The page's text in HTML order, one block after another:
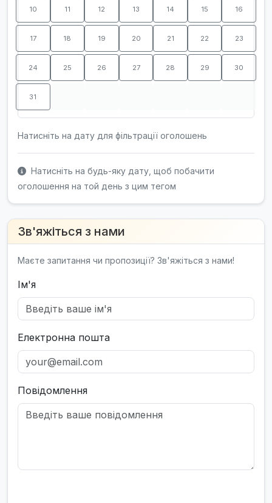
10 11 12 13 14 15 16
17 18 19 20 21 22 23
24 25 26 27 28 29 30
31
Натисніть на дату для фільтрації оголошень
Натисніть на будь-яку дату, щоб побачити
оголошення на той день з цим тегом
Зв'яжіться з нами
Маєте запитання чи пропозиції? Зв'яжіться з нами!
Ім'я
Електронна пошта
Повідомлення